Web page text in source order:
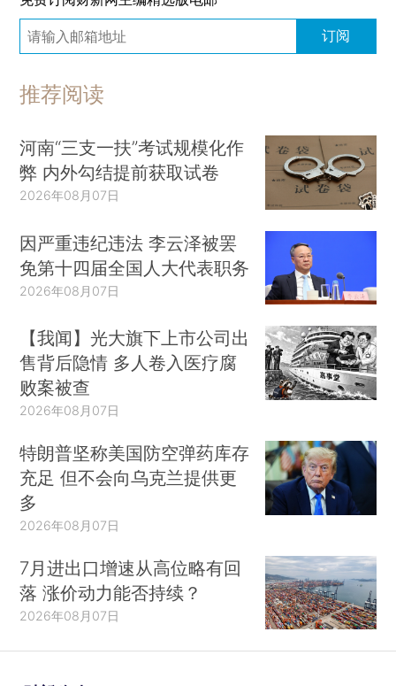
订阅
推荐阅读
河南“三支一扶”考试规模化作
弊 内外勾结提前获取试卷
2026年08月07日
因严重违纪违法 李云泽被罢
免第十四届全国人大代表职务
2026年08月07日
【我闻】光大旗下上市公司出
售背后隐情 多人卷入医疗腐
败案被查
2026年08月07日
特朗普坚称美国防空弹药库存
充足 但不会向乌克兰提供更
多
2026年08月07日
7月进出口增速从高位略有回
落 涨价动力能否持续？
2026年08月07日